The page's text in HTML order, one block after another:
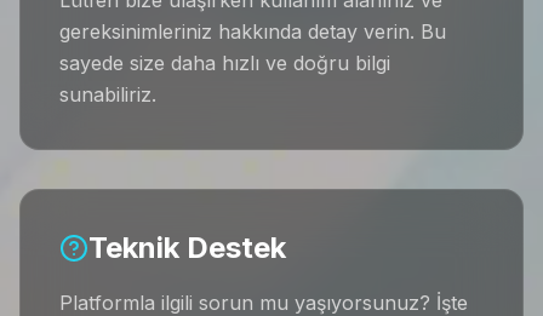
gereksinimleriniz hakkında detay verin. Bu
sayede size daha hızlı ve doğru bilgi
sunabiliriz.
Teknik Destek
Platformla ilgili sorun mu yaşıyorsunuz? İşte